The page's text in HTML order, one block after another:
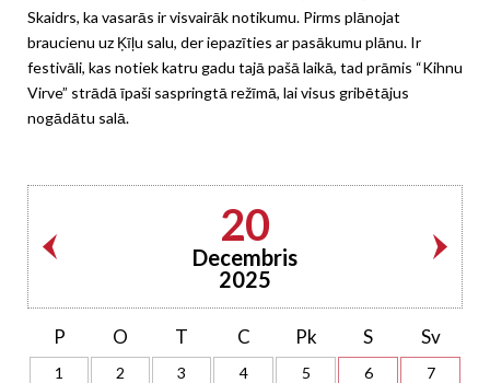
Skaidrs, ka vasarās ir visvairāk notikumu. Pirms plānojat
braucienu uz Ķīļu salu, der iepazīties ar pasākumu plānu. Ir
festivāli, kas notiek katru gadu tajā pašā laikā, tad prāmis “Kihnu
Virve” strādā īpaši saspringtā režīmā, lai visus gribētājus
nogādātu salā.
20
Decembris
2025
P O T C Pk S Sv
1 2 3 4 5 6
7